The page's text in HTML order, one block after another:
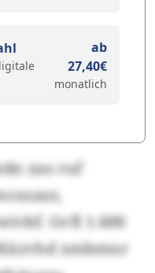
ab
27,40€
monatlich
zao ruf
Gvfl 1.600
xmbmnr